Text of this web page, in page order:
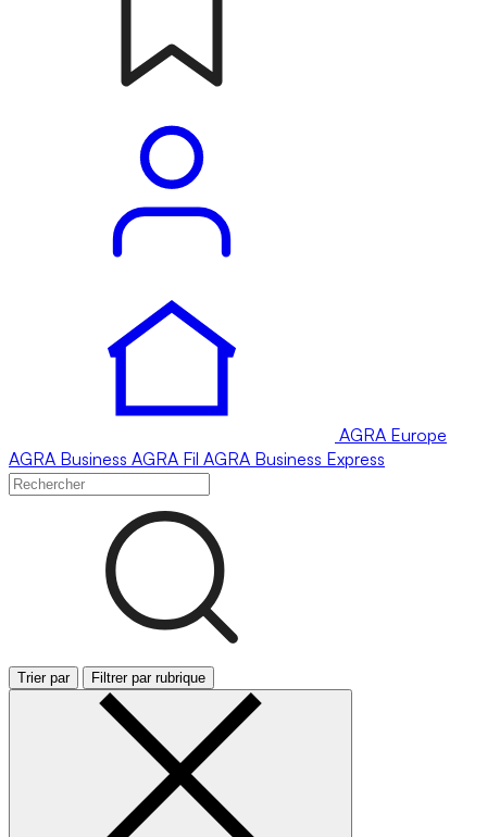
AGRA Europe
AGRA Business AGRA Fil AGRA Business Express
Trier par Filtrer par rubrique